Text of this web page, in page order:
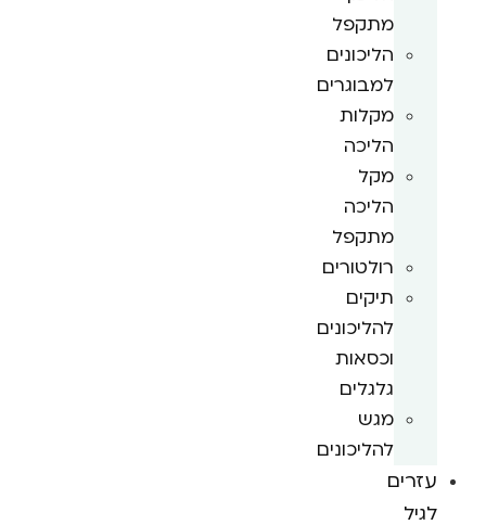
מתקפל
הליכונים
למבוגרים
מקלות
הליכה
מקל
הליכה
מתקפל
רולטורים
תיקים
להליכונים
וכסאות
גלגלים
מגש
להליכונים
עזרים
לגיל